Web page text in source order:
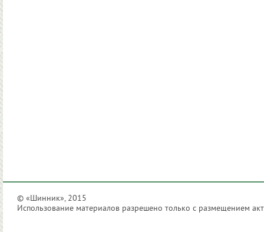
© «Шинник», 2015
Использование материалов разрешено только с размещением